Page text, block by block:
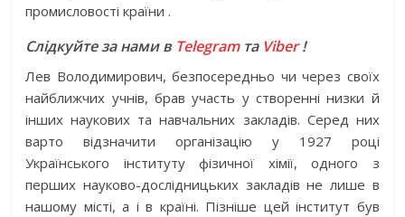
промисловості країни .
Слідкуйте за нами в Telegramта Viber!
Лев Володимирович, безпосередньо чи через своїх
найближчих учнів, брав участь у створенні низки й
інших наукових та навчальних закладів. Серед них
варто відзначити організацію у 1927 році
Українського інституту фізичної хімії, одного з
перших науково-дослідницьких закладів не лише в
нашому місті, а і в країні. Пізніше цей інститут був